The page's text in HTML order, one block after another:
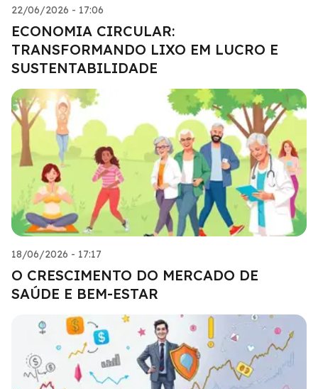
22/06/2026 - 17:06
ECONOMIA CIRCULAR:
TRANSFORMANDO LIXO EM LUCRO E
SUSTENTABILIDADE
18/06/2026 - 17:17
O CRESCIMENTO DO MERCADO DE
SAÚDE E BEM-ESTAR